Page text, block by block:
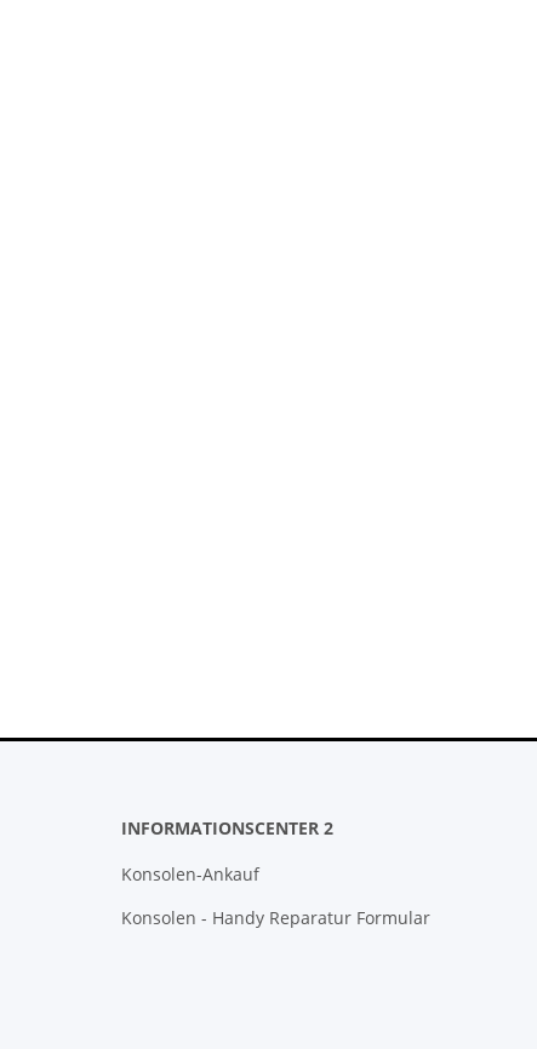
INFORMATIONSCENTER 2
Konsolen-Ankauf
Konsolen - Handy Reparatur Formular